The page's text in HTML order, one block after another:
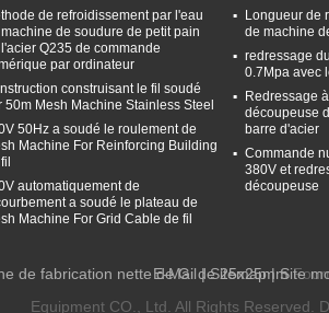
de chariot à c
de haute préci
après-vent
Ingénieurs
pour ent
des machine
440V
de diamètr
Auto
Service après-vent
e fourni:Ingénieurs
disponibles pour ent
retenir des machine
s à l'étranger
Matériel de machin
e:Tôles fortes et ba
rres de section
gamme de diamètr
e de fil:
de refroidissement par l'eau
de soudure de petit pain
Q235 de commande
par ordinateur
construisant le fil soudé
50m Mesh Machine Stainless Steel
50Hz a soudé le roulement de
Machine For Reinforcing Building
automatiquement de
a soudé le plateau de
Machine For Grid Cable de fil
Longueur de
de machine
redressage
0.7Mpa avec
Redressage
découpeuse
barre d'acier
Commande
380V et
découpeuse
E-Mail|Sitemap | Site
de fabrication nette de Gi de 25x25mm
Equipment CO., Ltd. All Rights Reserved.